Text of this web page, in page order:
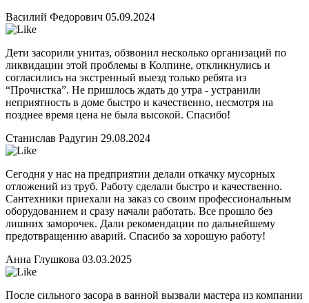
Василий Федорович 05.09.2024
Дети засорили унитаз, обзвонил несколько организаций по
ликвидации этой проблемы в Колпине, откликнулись и
согласились на экстренный выезд только ребята из
“Прочистка”. Не пришлось ждать до утра - устранили
неприятность в доме быстро и качественно, несмотря на
позднее время цена не была высокой. Спасибо!
Станислав Радугин 29.08.2024
Сегодня у нас на предприятии делали откачку мусорных
отложений из труб. Работу сделали быстро и качественно.
Сантехники приехали на заказ со своим профессиональным
оборудованием и сразу начали работать. Все прошло без
лишних заморочек. Дали рекомендации по дальнейшему
предотвращению аварий. Спасибо за хорошую работу!
Анна Глушкова 03.03.2025
После сильного засора в ванной вызвали мастера из компании